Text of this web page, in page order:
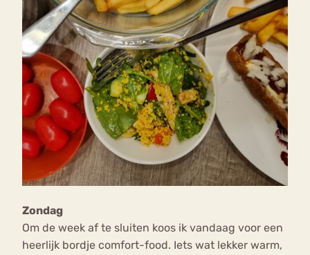
Zondag
Om de week af te sluiten koos ik vandaag voor een
heerlijk bordje comfort-food. Iets wat lekker warm,